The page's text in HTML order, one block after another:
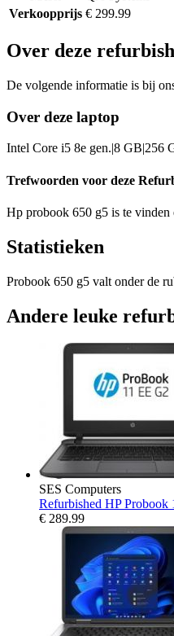
Verkoopprijs € 299.99
Over deze
De volgende informatie is bij
Over deze laptop
Intel Core i5 8e gen.|8 GB|256
Trefwoorden voor deze
Hp probook 650 g5 is te vinden
Statistieken
Probook 650 g5 valt onder de
Andere leuke
SES Computers
Refurbished HP Probook
€ 289.99